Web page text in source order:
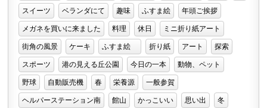
スイーツ ベランダにて 趣味 ふすま絵 年頭ご挨拶
メガネを買いに来ました 料理 休日 ミニ折り紙アート
街角の風景 ケーキ ふすま絵 折り紙 アート 探索
スポーツ 港の見える丘公園 今日の一本 動物、ペット
野球 自動販売機 春 栄養源 一般参賀
ヘルパーステーション南 館山 かっこいい 思い出 冬